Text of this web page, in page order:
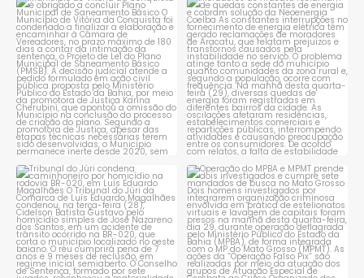
Município de Vitória da
Conquista é obrigado a...
1 0
Moradores de Aracatu
reclamam de quedas
constantes ...
1 0
Tribunal do Júri condena
caminhoneiro por...
1 0
Operação do MPBA e MPMT
prende dois investigados e...
1 0